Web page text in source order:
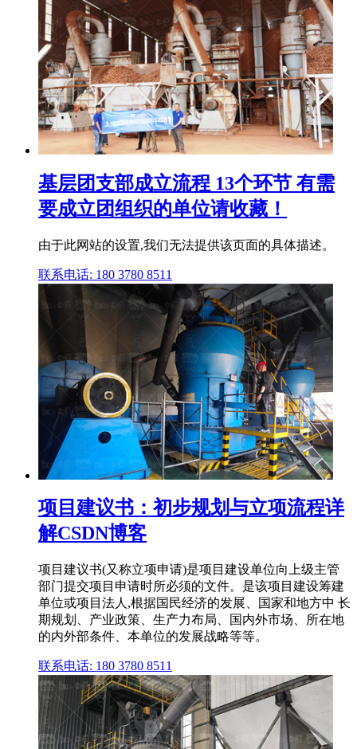
基层团支部成立流程 13个环节 有需
要成立团组织的单位请收藏！
由于此网站的设置,我们无法提供该页面的具体描述。
联系电话: 180 3780 8511
项目建议书：初步规划与立项流程详
解CSDN博客
项目建议书(又称立项申请)是项目建设单位向上级主管
部门提交项目申请时所必须的文件。是该项目建设筹建
单位或项目法人,根据国民经济的发展、国家和地方中 长
期规划、产业政策、生产力布局、国内外市场、所在地
的内外部条件、本单位的发展战略等等。
联系电话: 180 3780 8511